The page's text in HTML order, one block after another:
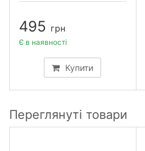
495 грн
Купити
Є в наявності
Переглянуті товари